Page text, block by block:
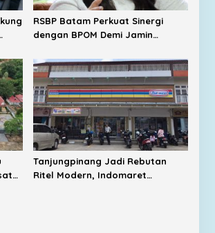
RSBP Batam Perkuat Sinergi
dengan BPOM Demi Jamin
Tanjungpinang Jadi Rebutan
Ritel Modern, Indomaret